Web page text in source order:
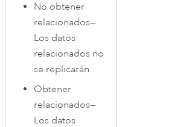
No obtener
relacionados—
Los datos
relacionados no
se replicarán.
Obtener
relacionados—
Los datos